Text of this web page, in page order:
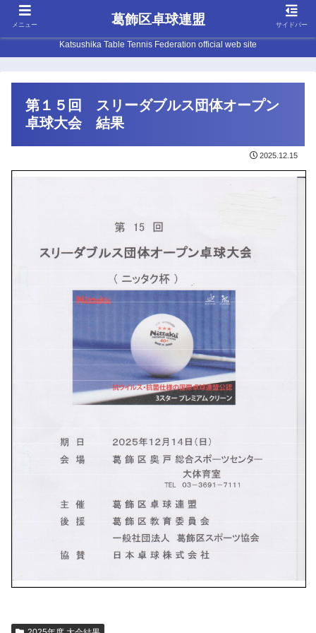
Katsushika Table Tennis Federation official web site
第１５回 スリーダブルス団体オープン
卓球大会 結果
2025.12.15
メニュー 葛飾区卓球連盟 サイドバー